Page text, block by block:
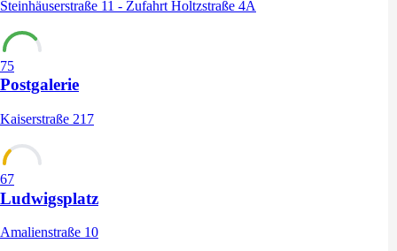
Steinhäuserstraße 11 - Zufahrt Holtzstraße 4A
75
Postgalerie
Kaiserstraße 217
67
Ludwigsplatz
Amalienstraße 10